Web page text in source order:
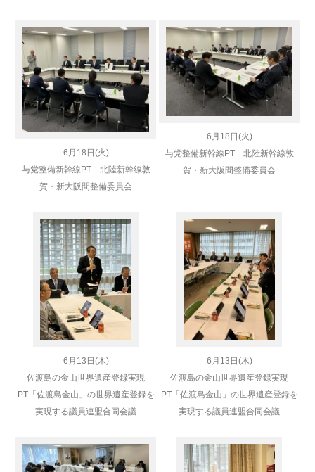
6月18日(火)
与党整備新幹線PT 北陸新幹線敦
賀・新大阪間整備委員会
6月18日(火)
与党整備新幹線PT 北陸新幹線敦
賀・新大阪間整備委員会
6月13日(木)
佐渡島の金山世界遺産登録実現
PT「佐渡島金山」の世界遺産登録を
実現する議員連盟合同会議
6月13日(木)
佐渡島の金山世界遺産登録実現
PT「佐渡島金山」の世界遺産登録を
実現する議員連盟合同会議